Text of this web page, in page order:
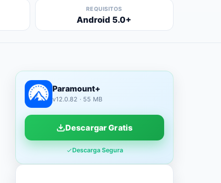
REQUISITOS
Android 5.0+
Paramount+
v12.0.82 · 55 MB
Descargar Gratis
Descarga Segura